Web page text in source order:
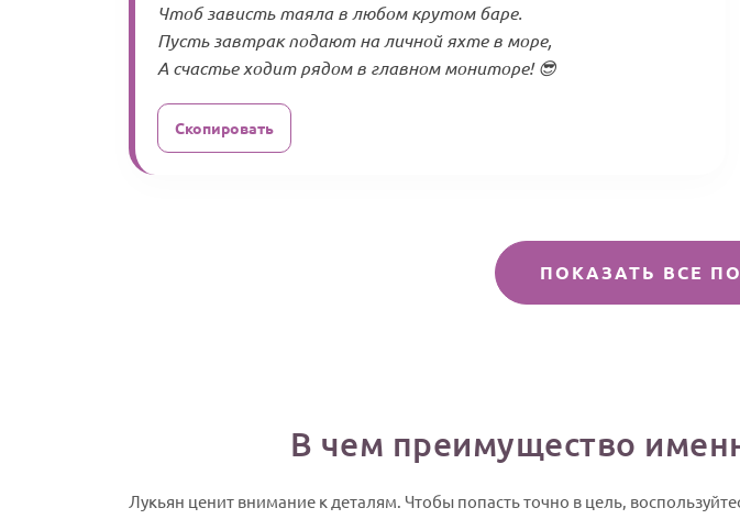
Чтоб зависть таяла в любом крутом баре.
Пусть завтрак подают на личной яхте в море,
А счастье ходит рядом в главном мониторе! 😎
Скопировать
ПОКАЗАТЬ ВСЕ
В чем преимущество
Лукьян ценит внимание к деталям. Чтобы попасть точно в цель,